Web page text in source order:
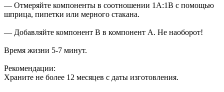
— Отмеряйте компоненты в соотношении 1А:1B с помощью
шприца, пипетки или мерного стакана.
— Добавляйте компонент B в компонент А. Не наоборот!
Время жизни 5-7 минут.
Рекомендации:
Храните не более 12 месяцев с даты изготовления.